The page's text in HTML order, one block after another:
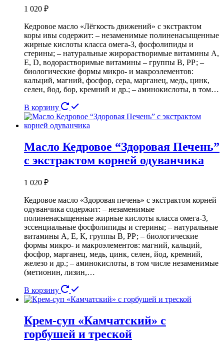
1 020 ₽
Кедровое масло «Лёгкость движений» с экстрактом
коры ивы содержит: – незаменимые полиненасыщенные
жирные кислоты класса омега-3, фосфолипиды и
стерины; – натуральные жирорастворимые витамины А,
Е, D, водорастворимые витамины – группы В, РР; –
биологические формы микро- и макроэлементов:
кальций, магний, фосфор, сера, марганец, медь, цинк,
селен, йод, бор, кремний и др.; – аминокислоты, в том…
В корзину
Масло Кедровое “Здоровая Печень”
с экстрактом корней одуванчика
1 020 ₽
Кедровое масло «Здоровая печень» с экстрактом корней
одуванчика содержит: – незаменимые
полиненасыщенные жирные кислоты класса омега-3,
эссенциальные фосфолипиды и стерины; – натуральные
витамины А, Е, К, группы В, РР; – биологические
формы микро- и макроэлементов: магний, кальций,
фосфор, марганец, медь, цинк, селен, йод, кремний,
железо и др.; – аминокислоты, в том числе незаменимые
(метионин, лизин,…
В корзину
Крем-суп «Камчатский» с
горбушей и треской